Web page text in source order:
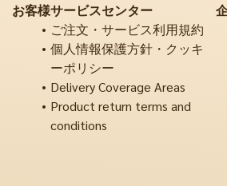
お客様サービスセンター
ご注文・サービス利用規約
個人情報保護方針・クッキ
ーポリシー
Delivery Coverage Areas
Product return terms and
conditions